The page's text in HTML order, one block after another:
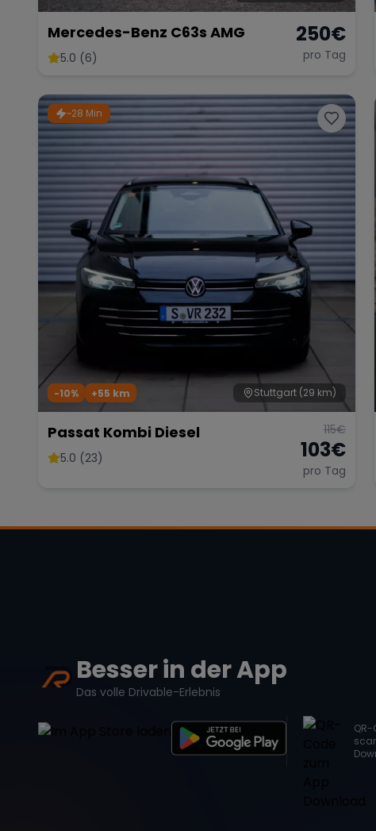
Mercedes-Benz C63s AMG
5.0 (6)
250€
pro Tag
~28 Min
Stuttgart (29 km)
-10% +55 km
Passat Kombi Diesel
5.0 (23)
115€
103€
pro Tag
Besser in der App
Das volle Drivable-Erlebnis